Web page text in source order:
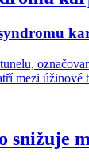
mezi úžinové
snižuje